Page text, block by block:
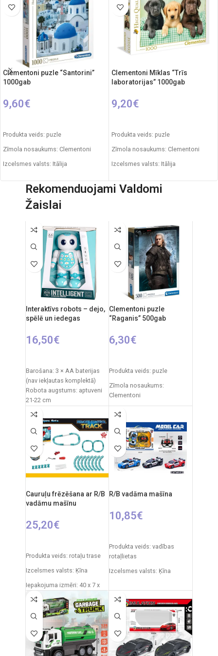
Clementoni puzle “Santorini”
1000gab
9,60€
Produkta veids: puzle
Zīmola nosaukums: Clementoni
Izcelsmes valsts: Itālija
Gabaliņu skaits: 1000
Puzzle izmēri: 69 x 50 cm
Ieteicamais vecums: no 10 gadiem.
Clementoni Mīklas “Trīs
laboratorijas” 1000gab
9,20€
Produkta veids: puzle
Zīmola nosaukums: Clementoni
Izcelsmes valsts: Itālija
Gabaliņu skaits: 1000
Ieteicamais vecums: no 10 gadiem
Rekomenduojami Valdomi
Žaislai
Interaktīvs robots – dejo,
spēlē un iedegas
16,50€
Barošana: 3 × AA baterijas
(nav iekļautas komplektā)
Robota augstums: aptuveni
21-22 cm
Iepakojuma izmēri: 21 × 9,5 ×
28 cm
Iepakojuma svars: 0,6 kg
Materiāls: plastmasa
Ieteicamais vecums: no 3
gadiem
Izcelsmes valsts: Ķīna
Clementoni puzle
“Raganis” 500gab
6,30€
Produkta veids: puzle
Zīmola nosaukums:
Clementoni
Izcelsmes valsts: Itālija
Iepakojuma izmēri: 34,4 x 4,6
x 25,4 cm
Gabaliņu skaits: 500
Puzzle izmēri: 49 x 36 cm
Cauruļu frēzēšana ar R/B
vadāmu mašīnu
25,20€
Produkta veids: rotaļu trase
Izcelsmes valsts: Ķīna
Iepakojuma izmēri: 40 x 7 x
Daļu skaits: 19
Produkta materiāls:
plastmasa (PVC)
Ieteicamais vecums: 5 gadi
R/B vadāma mašīna
10,85€
Produkta veids: vadības
rotaļlietas
Izcelsmes valsts: Ķīna
25 cm
Automašīnas izmēri: 18 x 8 x
6 cm
Ieteicamais vecums: no 6
gadiem